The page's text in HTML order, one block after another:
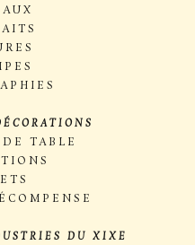
TABLE
DU XIXE